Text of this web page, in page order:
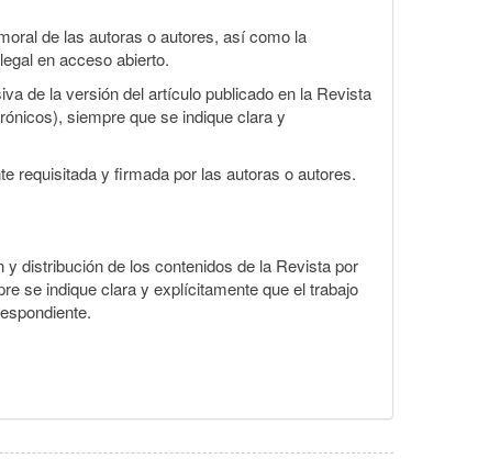
de las autoras o autores, así como la
en acceso abierto.
de la versión del artículo publicado en la Revista
siempre que se indique clara y
requisitada y firmada por las autoras o autores.
distribución de los contenidos de la Revista por
se indique clara y explícitamente que el trabajo